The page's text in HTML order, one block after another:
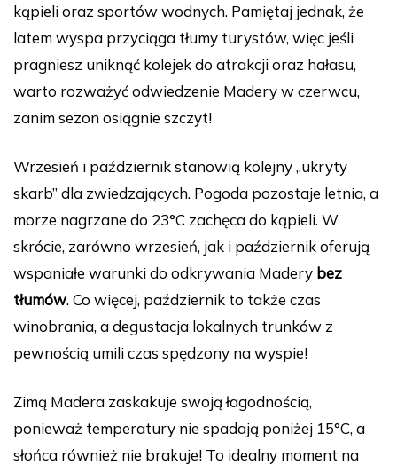
kąpieli oraz sportów wodnych. Pamiętaj jednak, że
latem wyspa przyciąga tłumy turystów, więc jeśli
pragniesz uniknąć kolejek do atrakcji oraz hałasu,
warto rozważyć odwiedzenie Madery w czerwcu,
zanim sezon osiągnie szczyt!
Wrzesień i październik stanowią kolejny „ukryty
skarb” dla zwiedzających. Pogoda pozostaje letnia, a
morze nagrzane do 23°C zachęca do kąpieli. W
skrócie, zarówno wrzesień, jak i październik oferują
wspaniałe warunki do odkrywania Madery bez
tłumów. Co więcej, październik to także czas
winobrania, a degustacja lokalnych trunków z
pewnością umili czas spędzony na wyspie!
Zimą Madera zaskakuje swoją łagodnością,
ponieważ temperatury nie spadają poniżej 15°C, a
słońca również nie brakuje! To idealny moment na